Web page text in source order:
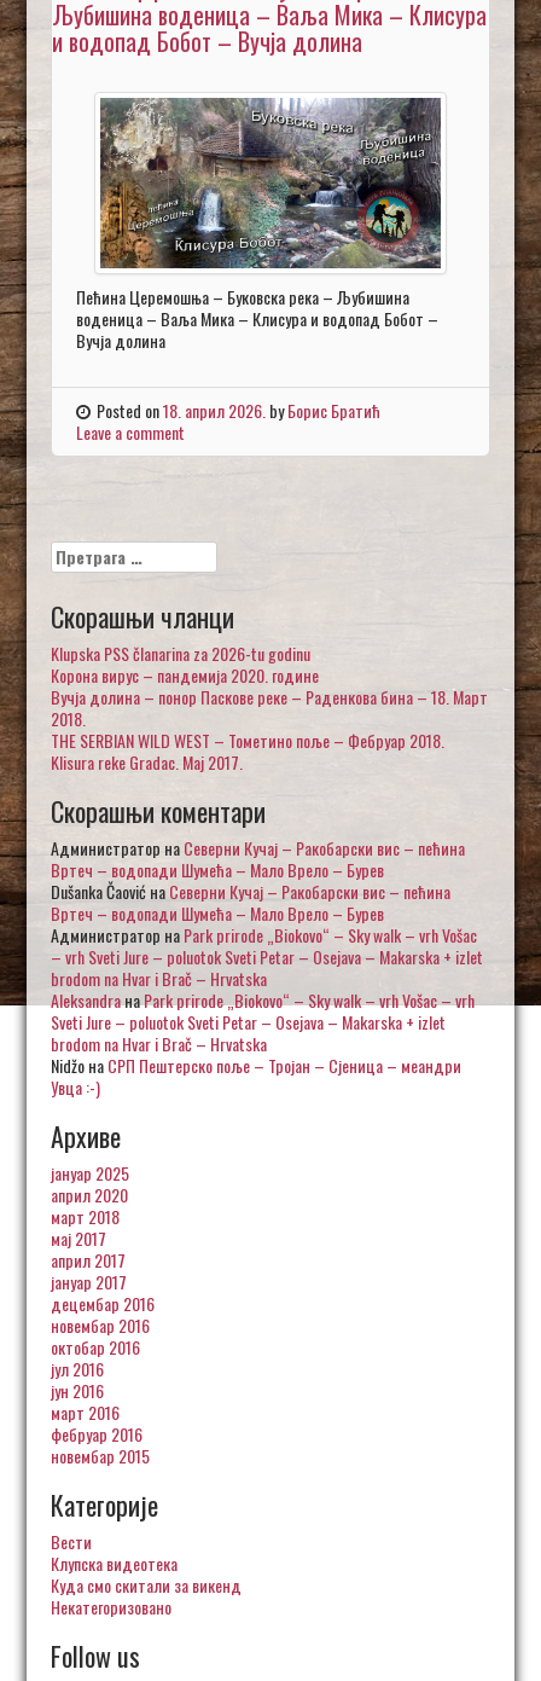
Љубишина воденица – Ваља Мика – Клисура
и водопад Бобот – Вучја долина
Пећина Церемошња – Буковска река – Љубишина
воденица – Ваља Мика – Клисура и водопад Бобот –
Вучја долина
Posted on18. април 2026. byБорис Братић
Leave a comment
Претрага
за:
Скорашњи чланци
Klupska PSS članarina za 2026-tu godinu
Корона вирус – пандемија 2020. године
Вучја долина – понор Паскове реке – Раденкова бина – 18. Март
2018.
THE SERBIAN WILD WEST – Тометино поље – Фебруар 2018.
Klisura reke Gradac. Maj 2017.
Скорашњи коментари
Администратор наСеверни Кучај – Ракобарски вис – пећина
Вртеч – водопади Шумећа – Мало Врело – Бурев
Dušanka ČaovićнаСеверни Кучај – Ракобарски вис – пећина
Вртеч – водопади Шумећа – Мало Врело – Бурев
Администратор наPark prirode „Biokovo“ – Sky walk – vrh Vošac
– vrh Sveti Jure – poluotok Sveti Petar – Osejava – Makarska + izlet
brodom na Hvar i Brač – Hrvatska
AleksandraнаPark prirode „Biokovo“ – Sky walk – vrh Vošac – vrh
Sveti Jure – poluotok Sveti Petar – Osejava – Makarska + izlet
brodom na Hvar i Brač – Hrvatska
NidžoнаСРП Пештерско поље – Тројан – Сјеница – меандри
Увца :-)
Архиве
јануар 2025
април 2020
март 2018
мај 2017
април 2017
јануар 2017
децембар 2016
новембар 2016
октобар 2016
јул 2016
јун 2016
март 2016
фебруар 2016
новембар 2015
Категорије
Вести
Клупска видеотека
Куда смо скитали за викенд
Некатегоризовано
Follow us